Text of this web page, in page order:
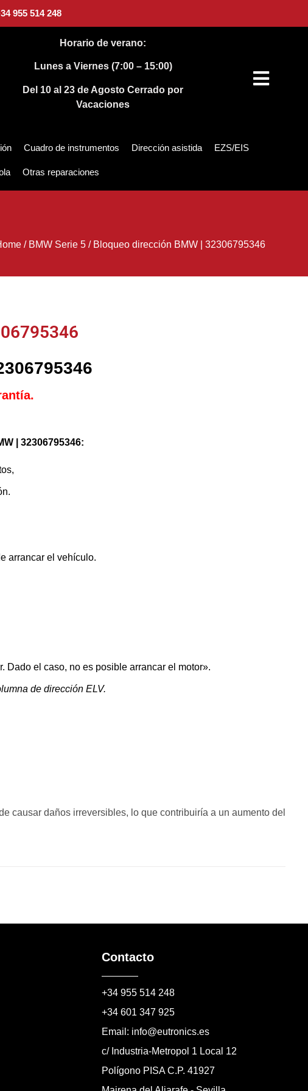
955 514 248
Horario de verano:
Lunes a Viernes (7:00 – 15:00)
Del 10 al 23 de AgostoCerrado por
Vacaciones
Cuadro de instrumentos Dirección asistida EZS/EIS
Otras reparaciones
/ BMW Serie 5 / Bloqueo dirección BMW | 32306795346
| 32306795346:
arrancar el vehículo.
Dado el caso, no es posible arrancar el motor».
de dirección ELV.
causar daños irreversibles, lo que contribuiría a un aumento del
Contacto
+34 955 514 248
+34 601 347 925
Email: info@eutronics.es
c/ Industria-Metropol 1 Local 12
Polígono PISA C.P. 41927